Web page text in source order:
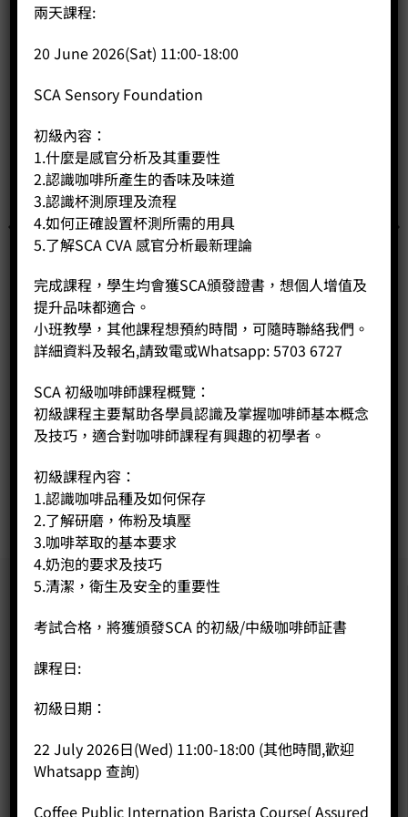
360 ml 分享壺
Price: HK$100.00
- +
BUY NOW
兩天課程:
20 June 2026(Sat) 11:00-18:00
SCA Sensory Foundation
初級內容：
1.什麼是感官分析及其重要性
2.認識咖啡所產生的香味及味道
3.認識杯測原理及流程
4.如何正確設置杯測所需的用具
5.了解SCA CVA 感官分析最新理論
完成課程，學生均會獲SCA頒發證書，想個人增值及
提升品味都適合。
小班教學，其他課程想預約時間，可隨時聯絡我們。
詳細資料及報名,請致電或Whatsapp: 5703 6727
SCA 初級咖啡師課程概覽：
初級課程主要幫助各學員認識及掌握咖啡師基本概念
及技巧，適合對咖啡師課程有興趣的初學者。
初級課程內容：
1.認識咖啡品種及如何保存
2.了解研磨，佈粉及填壓
3.咖啡萃取的基本要求
4.奶泡的要求及技巧
5.清潔，衛生及安全的重要性
考試合格，將獲頒發SCA 的初級/中級咖啡師証書
課程日:
初級日期：
22 July 2026日(Wed) 11:00-18:00 (其他時間,歡迎
Whatsapp 查詢)
Coffee Public Internation Barista Course( Assured